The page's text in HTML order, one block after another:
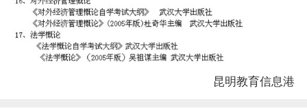
昆明教育信息港